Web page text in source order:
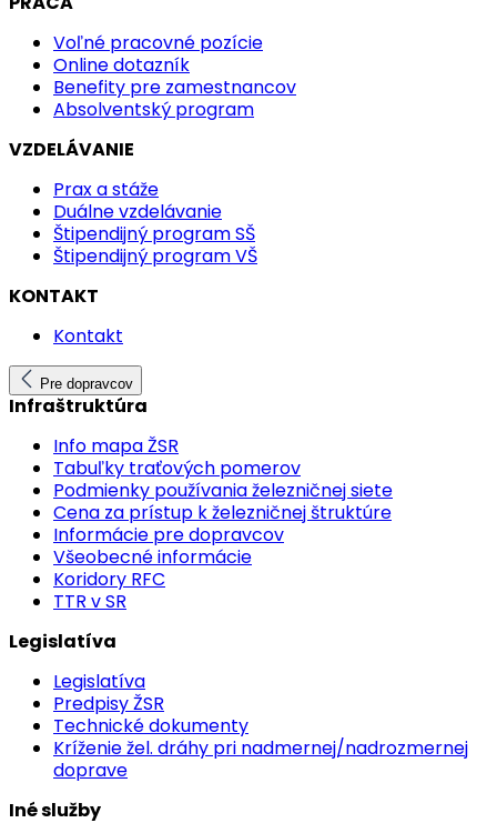
Voľné pracovné pozície
Online dotazník
Benefity pre zamestnancov
Absolventský program
VZDELÁVANIE
Prax a stáže
Duálne vzdelávanie
Štipendijný program SŠ
Štipendijný program VŠ
KONTAKT
Kontakt
Pre dopravcov
Infraštruktúra
Info mapa ŽSR
Tabuľky traťových pomerov
Podmienky používania železničnej siete
Cena za prístup k železničnej štruktúre
Informácie pre dopravcov
Všeobecné informácie
Koridory RFC
TTR v SR
Legislatíva
Legislatíva
Predpisy ŽSR
Technické dokumenty
Kríženie žel. dráhy pri nadmernej/nadrozmernej
doprave
Iné služby